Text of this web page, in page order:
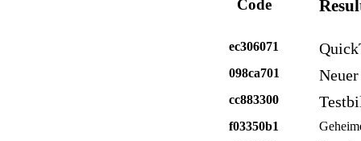
Code
ec306071
098ca701
cc883300
f03350b1